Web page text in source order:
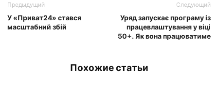
Предыдущий
У «Приват24» стався
масштабний збій
Следующий
Уряд запускає програму із
працевлаштування у віці
50+. Як вона працюватиме
Похожие статьи